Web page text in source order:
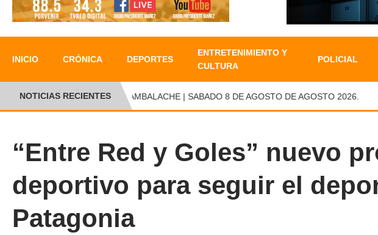
INICIO CRÓNICA DEPORTES
ENTRETENIMIENTO Y
CULTURA
POLICIAL
NOTICIAS RECIENTESCAMBALACHE | SABADO 8 DE AGOSTO DE AGOSTO 2026.
“Entre Red y Goles” nuevo
deportivo para seguir el
Patagonia